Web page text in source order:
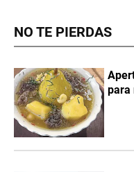
NO TE PIERDAS
para